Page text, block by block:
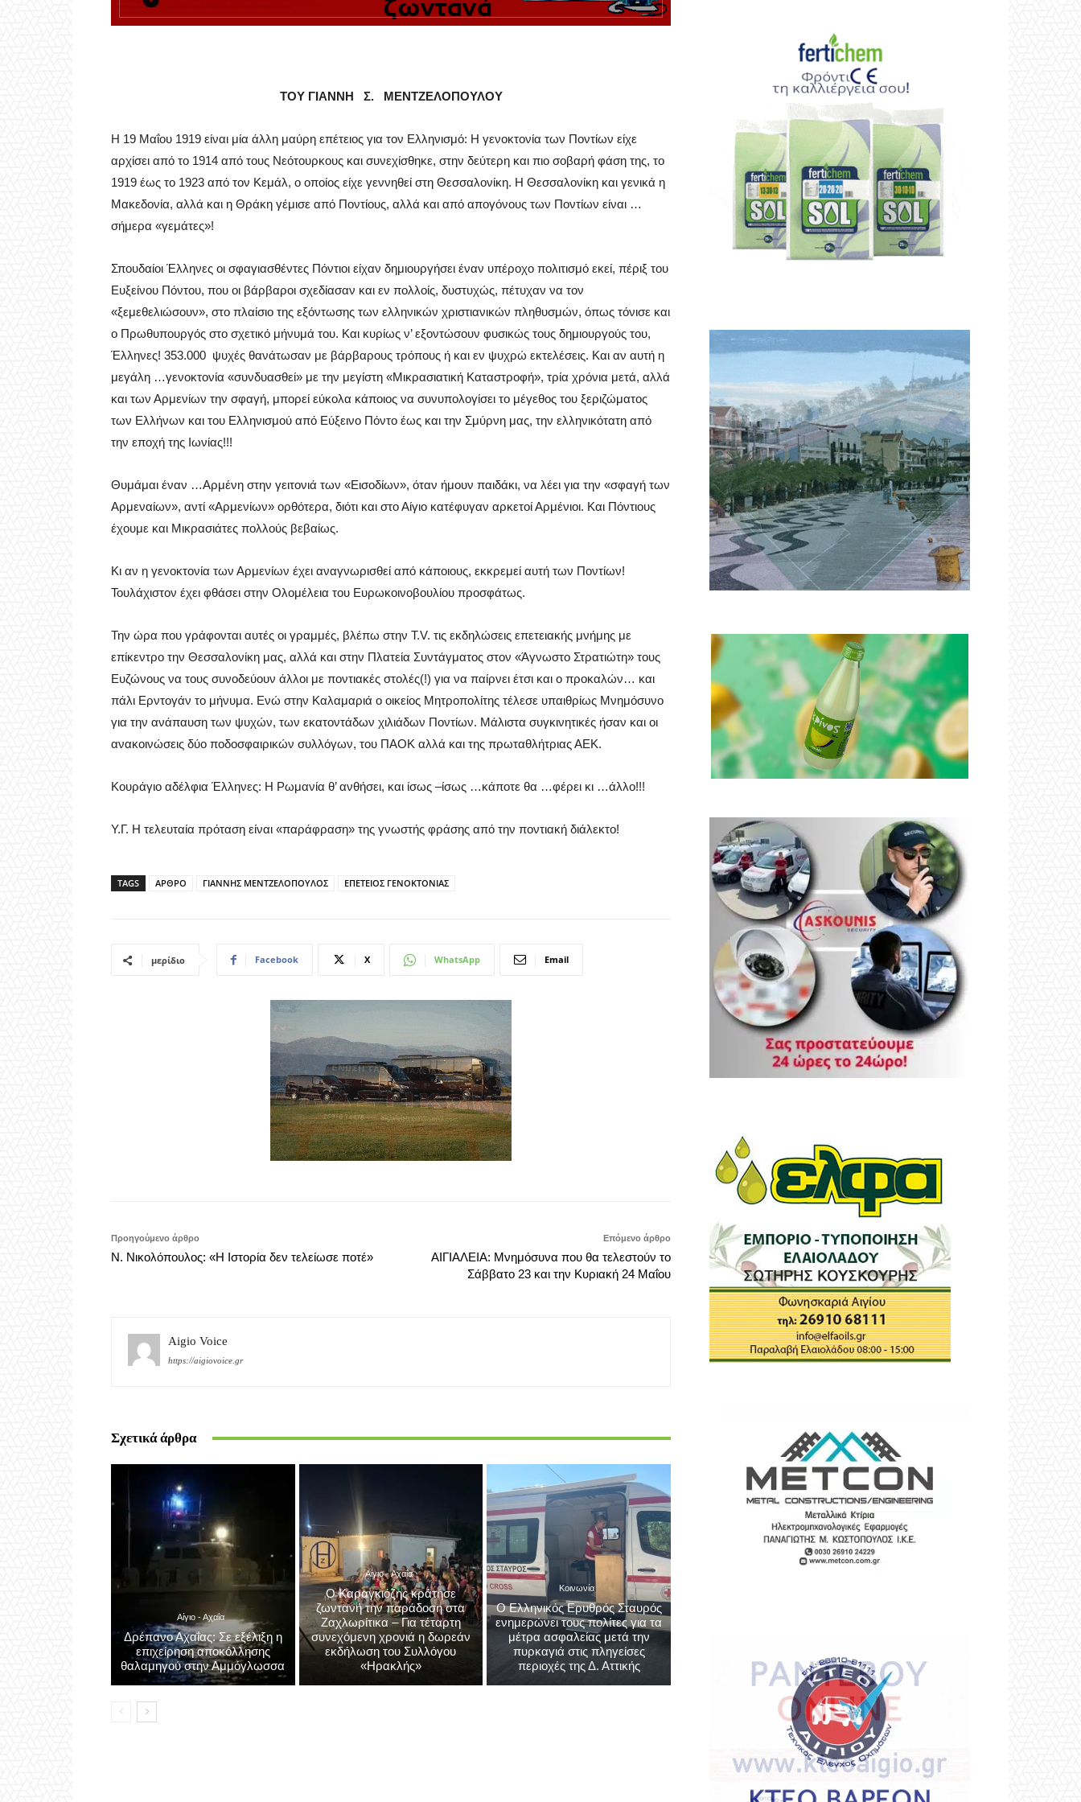
ΤΟΥ ΓΙΑΝΝΗ Σ. ΜΕΝΤΖΕΛΟΠΟΥΛΟΥ
Η 19 Μαΐου 1919 είναι μία άλλη μαύρη επέτειος για τον Ελληνισμό: Η γενοκτονία των Ποντίων είχε
αρχίσει από το 1914 από τους Νεότουρκους και συνεχίσθηκε, στην δεύτερη και πιο σοβαρή φάση της, το
1919 έως το 1923 από τον Κεμάλ, ο οποίος είχε γεννηθεί στη Θεσσαλονίκη. Η Θεσσαλονίκη και γενικά η
Μακεδονία, αλλά και η Θράκη γέμισε από Ποντίους, αλλά και από απογόνους των Ποντίων είναι …
σήμερα «γεμάτες»!
Σπουδαίοι Έλληνες οι σφαγιασθέντες Πόντιοι είχαν δημιουργήσει έναν υπέροχο πολιτισμό εκεί, πέριξ του
Ευξείνου Πόντου, που οι βάρβαροι σχεδίασαν και εν πολλοίς, δυστυχώς, πέτυχαν να τον
«ξεμεθελιώσουν», στο πλαίσιο της εξόντωσης των ελληνικών χριστιανικών πληθυσμών, όπως τόνισε και
ο Πρωθυπουργός στο σχετικό μήνυμά του. Και κυρίως ν’ εξοντώσουν φυσικώς τους δημιουργούς του,
Έλληνες! 353.000 ψυχές θανάτωσαν με βάρβαρους τρόπους ή και εν ψυχρώ εκτελέσεις. Και αν αυτή η
μεγάλη …γενοκτονία «συνδυασθεί» με την μεγίστη «Μικρασιατική Καταστροφή», τρία χρόνια μετά, αλλά
και των Αρμενίων την σφαγή, μπορεί εύκολα κάποιος να συνυπολογίσει το μέγεθος του ξεριζώματος
των Ελλήνων και του Ελληνισμού από Εύξεινο Πόντο έως και την Σμύρνη μας, την ελληνικότατη από
την εποχή της Ιωνίας!!!
Θυμάμαι έναν …Αρμένη στην γειτονιά των «Εισοδίων», όταν ήμουν παιδάκι, να λέει για την «σφαγή των
Αρμεναίων», αντί «Αρμενίων» ορθότερα, διότι και στο Αίγιο κατέφυγαν αρκετοί Αρμένιοι. Και Πόντιους
έχουμε και Μικρασιάτες πολλούς βεβαίως.
Κι αν η γενοκτονία των Αρμενίων έχει αναγνωρισθεί από κάποιους, εκκρεμεί αυτή των Ποντίων!
Τουλάχιστον έχει φθάσει στην Ολομέλεια του Ευρωκοινοβουλίου προσφάτως.
Την ώρα που γράφονται αυτές οι γραμμές, βλέπω στην T.V. τις εκδηλώσεις επετειακής μνήμης με
επίκεντρο την Θεσσαλονίκη μας, αλλά και στην Πλατεία Συντάγματος στον «Άγνωστο Στρατιώτη» τους
Ευζώνους να τους συνοδεύουν άλλοι με ποντιακές στολές(!) για να παίρνει έτσι και ο προκαλών… και
πάλι Ερντογάν το μήνυμα. Ενώ στην Καλαμαριά ο οικείος Μητροπολίτης τέλεσε υπαιθρίως Μνημόσυνο
για την ανάπαυση των ψυχών, των εκατοντάδων χιλιάδων Ποντίων. Μάλιστα συγκινητικές ήσαν και οι
ανακοινώσεις δύο ποδοσφαιρικών συλλόγων, του ΠΑΟΚ αλλά και της πρωταθλήτριας ΑΕΚ.
Κουράγιο αδέλφια Έλληνες: Η Ρωμανία θ’ ανθήσει, και ίσως –ίσως …κάποτε θα …φέρει κι …άλλο!!!
Υ.Γ. Η τελευταία πρόταση είναι «παράφραση» της γνωστής φράσης από την ποντιακή διάλεκτο!
TAGS ΑΡΘΡΟ ΓΙΑΝΝΗΣ ΜΕΝΤΖΕΛΟΠΟΥΛΟΣ ΕΠΕΤΕΙΟΣ ΓΕΝΟΚΤΟΝΙΑΣ
μερίδιο Facebook X WhatsApp Email
Επόμενο άρθρο
Σχετικά άρθρα
Αίγιο - Αχαΐα
Δρέπανο Αχαΐας: Σε εξέλιξη η
θαλαμηγού στην Αμμόγλωσσα
Αίγιο - Αχαΐα
Ο Καραγκιόζης κράτησε
ζωντανή την παράδοση στα
Ζαχλωρίτικα – Για τέταρτη
συνεχόμενη χρονιά η δωρεάν
Κοινωνία
Ο Ελληνικός Ερυθρός Σταυρός
ενημερώνει τους πολίτες για τα
μέτρα ασφαλείας μετά την